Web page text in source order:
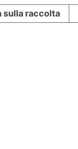
sulla raccolta